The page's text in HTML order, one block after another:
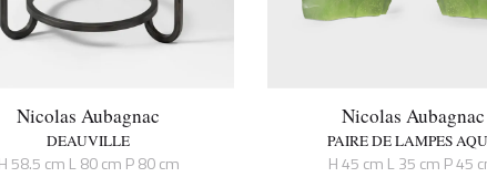
Nicolas Aubagnac
DEAUVILLE
H 58.5 cm L 80 cm P 80 cm
Nicolas Aubagnac
PAIRE DE LAMPES
H 45 cm L 35 cm P 45